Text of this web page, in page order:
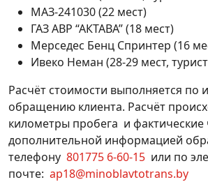
МАЗ-241030 (22 мест)
ГАЗ АВР “АКТАВА” (18 мест)
Мерседес Бенц Спринтер (16
Ивеко Неман (28-29 мест,
Расчёт стоимости выполняется по
обращению клиента. Расчёт
километры пробега и фактические
дополнительной информацией
телефону 801775 6-60-15 или по
почте: ap18@minoblavtotrans.by